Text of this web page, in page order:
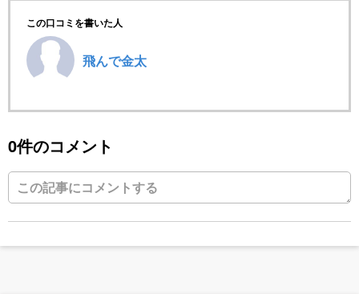
この口コミを書いた人
飛んで金太
0件のコメント